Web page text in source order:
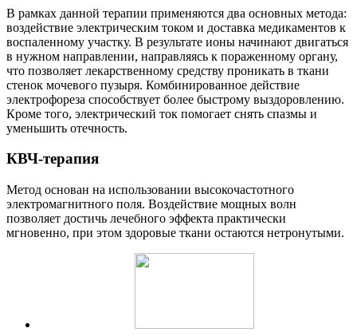
В рамках данной терапии применяются два основных метода:
воздействие электрическим током и доставка медикаментов к
воспаленному участку. В результате ионы начинают двигаться
в нужном направлении, направляясь к пораженному органу,
что позволяет лекарственному средству проникать в ткани
стенок мочевого пузыря. Комбинированное действие
электрофореза способствует более быстрому выздоровлению.
Кроме того, электрический ток помогает снять спазмы и
уменьшить отечность.
КВЧ-терапия
Метод основан на использовании высокочастотного
электромагнитного поля. Воздействие мощных волн
позволяет достичь лечебного эффекта практически
мгновенно, при этом здоровые ткани остаются нетронутыми.